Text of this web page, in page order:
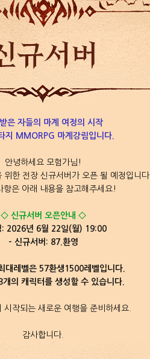
은 자들의 마계 여정의 시작
지 MMORPG 마계강림입니다.
안녕하세요 모험가님!
위한 전장 신규서버가 오픈 될 예정입니다.
항은 아래 내용을 참고해주세요!
◇ 신규서버 오픈안내 ◇
: 2026년 6월 22일(월) 19:00
- 신규서버: 87.환영
대레벨은 57환생1500레벨입니다.
의 캐릭터를 생성할 수 있습니다.
시작되는 새로운 여행을 준비하세요.
감사합니다.